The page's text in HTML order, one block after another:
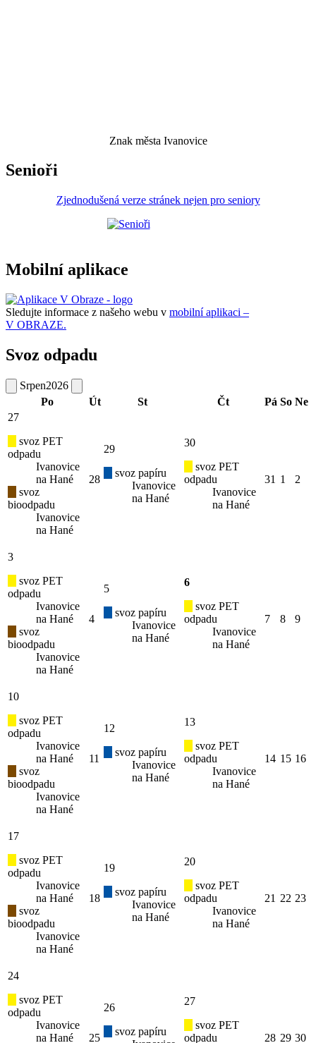
Znak města Ivanovice
Senioři
Zjednodušená verze stránek nejen pro seniory
Mobilní aplikace
Sledujte informace z našeho webu v mobilní aplikaci –
V OBRAZE.
Svoz odpadu
Srpen2026
Po
Út St Čt Pá So Ne
27
svoz PET
odpadu
Ivanovice
na Hané
svoz
bioodpadu
Ivanovice
na Hané
28
29
svoz papíru
Ivanovice
na Hané
30
svoz PET
odpadu
Ivanovice
na Hané
31 1 2
3
svoz PET
odpadu
Ivanovice
na Hané
svoz
bioodpadu
Ivanovice
na Hané
4
5
svoz papíru
Ivanovice
na Hané
6
svoz PET
odpadu
Ivanovice
na Hané
7 8 9
10
svoz PET
odpadu
Ivanovice
na Hané
svoz
bioodpadu
Ivanovice
na Hané
11
12
svoz papíru
Ivanovice
na Hané
13
svoz PET
odpadu
Ivanovice
na Hané
14 15 16
17
svoz PET
odpadu
Ivanovice
na Hané
svoz
bioodpadu
Ivanovice
na Hané
18
19
svoz papíru
Ivanovice
na Hané
20
svoz PET
odpadu
Ivanovice
na Hané
21 22 23
24
svoz PET
odpadu
Ivanovice
na Hané
25
26
svoz papíru
27
svoz PET
odpadu
28 29 30